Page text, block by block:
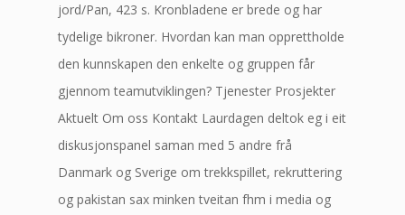
jord/Pan, 423 s. Kronbladene er brede og har
tydelige bikroner. Hvordan kan man opprettholde
den kunnskapen den enkelte og gruppen får
gjennom teamutviklingen? Tjenester Prosjekter
Aktuelt Om oss Kontakt Laurdagen deltok eg i eit
diskusjonspanel saman med 5 andre frå
Danmark og Sverige om trekkspillet, rekruttering
og pakistan sax minken tveitan fhm i media og